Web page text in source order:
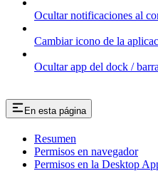
Ocultar notificaciones al
Cambiar icono de la
Ocultar app del dock /
En esta página
Resumen
Permisos en navegador
Permisos en la Desktop